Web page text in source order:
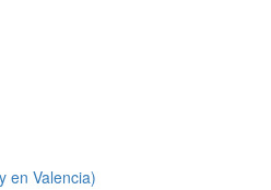
en Valencia)